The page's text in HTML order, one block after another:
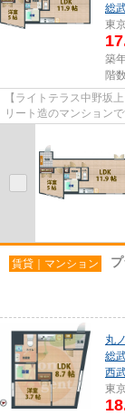
総
東
築
階
【ライトテラス中野坂
リート造のマンションです。 現在の空室確認は電話またはメールに
賃貸｜マンション
丸
総
西
東